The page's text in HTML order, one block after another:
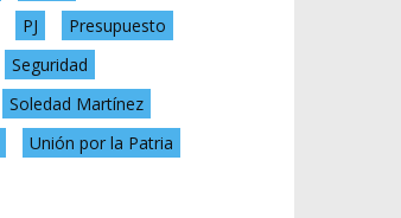
PJ
Presupuesto
Seguridad
Soledad Martínez
Unión por la Patria